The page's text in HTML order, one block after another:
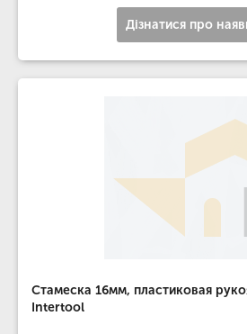
Дізнатися про
Стамеска 16мм, пластиковая
Intertool